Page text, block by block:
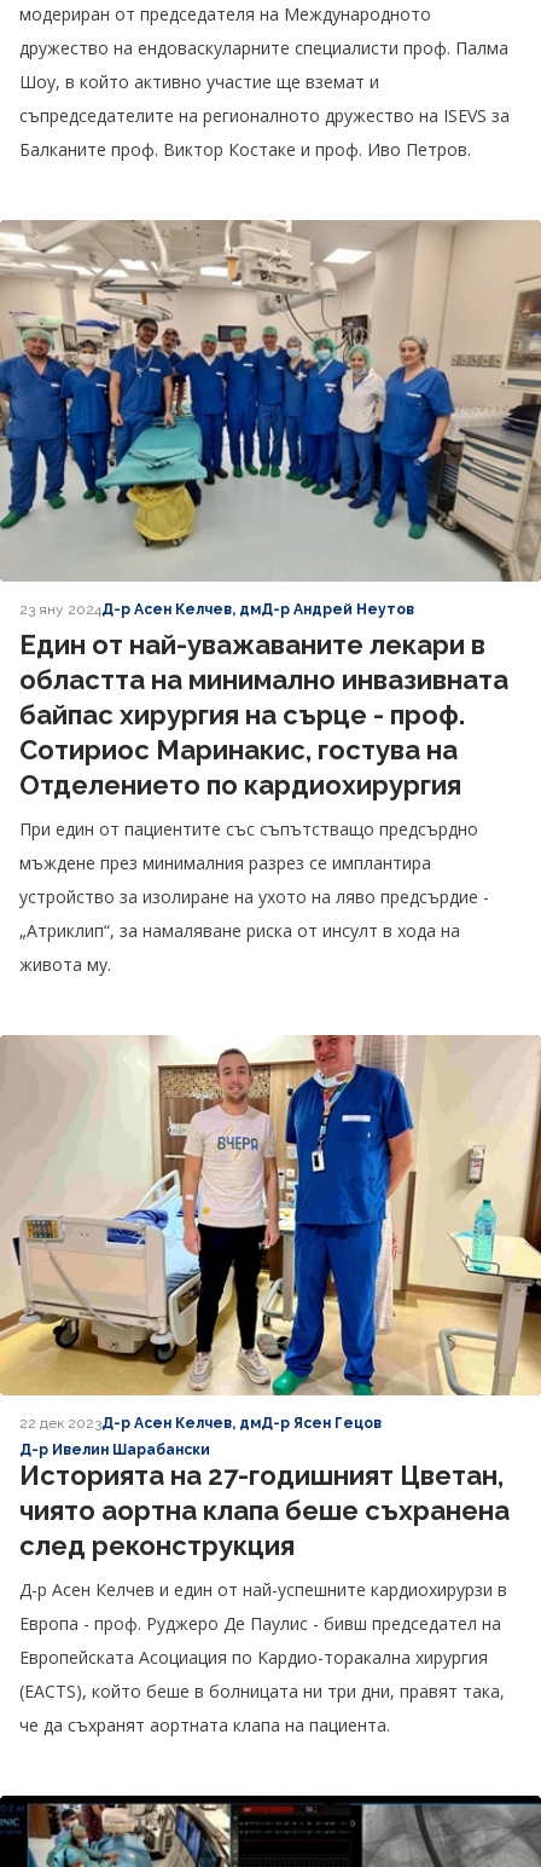
модериран от председателя на Международното
дружество на ендоваскуларните специалисти проф. Палма
Шоу, в който активно участие ще вземат и
съпредседателите на регионалното дружество на ISEVS за
Балканите проф. Виктор Костаке и проф. Иво Петров.
23 яну 2024Д-р Асен Келчев, дмД-р Андрей Неутов
Един от най-уважаваните лекари в
областта на минимално инвазивната
байпас хирургия на сърце - проф.
Сотириос Маринакис, гостува на
Отделението по кардиохирургия
При един от пациентите със съпътстващо предсърдно
мъждене през минималния разрез се имплантира
устройство за изолиране на ухото на ляво предсърдие -
„Атриклип“, за намаляване риска от инсулт в хода на
живота му.
22 дек 2023Д-р Асен Келчев, дмД-р Ясен Гецов
Д-р Ивелин Шарабански
Историята на 27-годишният Цветан,
чиято аортна клапа беше съхранена
след реконструкция
Д-р Асен Келчев и един от най-успешните кардиохирурзи в
Европа - проф. Руджеро Де Паулис - бивш председател на
Европейската Aсоциация по Kардио-торакална хирургия
(EACTS), който беше в болницата ни три дни, правят така,
че да съхранят аортната клапа на пациента.